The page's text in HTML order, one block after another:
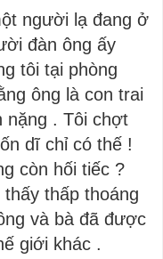
người lạ đang ở
đàn ông ấy
tôi tại phòng
ông là con trai
nặng . Tôi chợt
dĩ chỉ có thế !
còn hối tiếc ?
thấp thoáng
và bà đã được
giới khác .